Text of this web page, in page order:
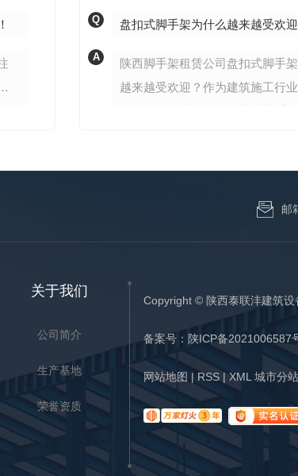
Q 盘扣式脚手架为什么越来越受欢迎
A
陕西脚手架租赁公司盘扣式脚手
越来越受欢迎？作为建筑施工行
施工承插式钢管支架 技术规范》
邮
关于我们
公司简介
生产基地
荣誉资质
Copyright © 陕西泰联沣建筑
备案号： 陕ICP备2021006587
网站地图 | RSS | XML 城市分站